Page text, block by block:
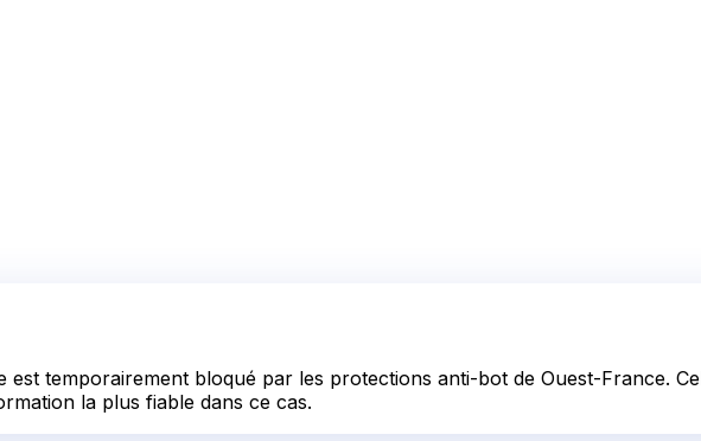
temporairement bloqué par les protections anti-bot de Ouest-France.
la plus fiable dans ce cas.